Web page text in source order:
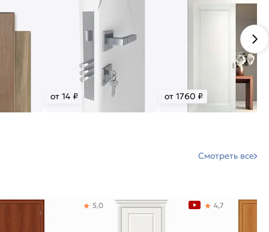
от 14 ₽ от 1760 ₽
Смотреть все
5,0 4,7